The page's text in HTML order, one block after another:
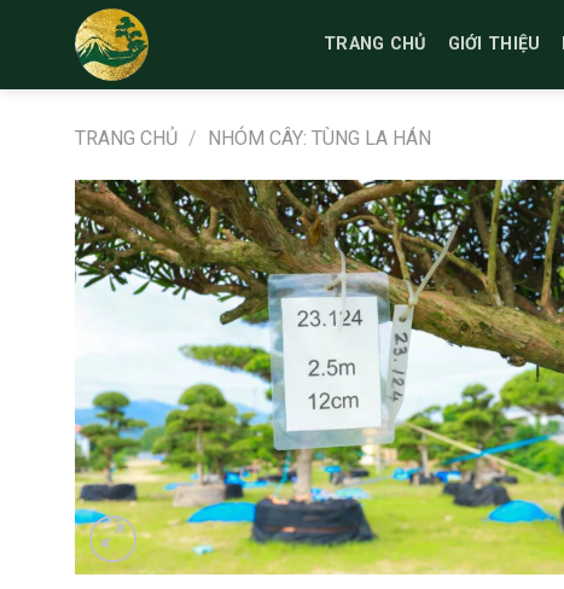
TRANG CHỦ GIỚI THIỆU
TRANG CHỦ / NHÓM CÂY: TÙNG LA HÁN